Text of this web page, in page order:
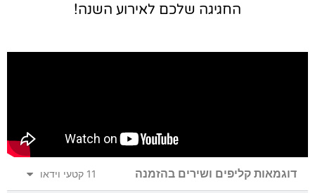
החגיגה שלכם לאירוע השנה!
דוגמאות קליפים ושירים בהזמנה 11 קטעי וידאו